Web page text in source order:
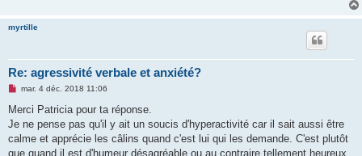
myrtille
Re: agressivité verbale et anxiété?
M
s
a
g
mar. 4 déc. 2018 11:06
Merci Patricia pour ta réponse.
Je ne pense pas qu'il y ait un soucis d'hyperactivité car il sait aussi être
calme et apprécie les câlins quand c'est lui qui les demande. C'est plutôt
que quand il est d'humeur désagréable ou au contraire tellement heureux